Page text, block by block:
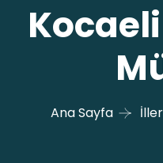
Ana Sayfa İller